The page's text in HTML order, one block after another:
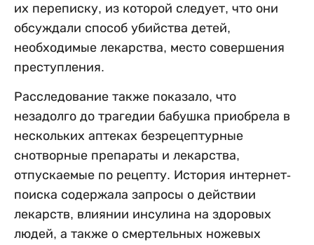
их переписку, из которой следует, что они
обсуждали способ убийства детей,
необходимые лекарства, место совершения
преступления.
Расследование также показало, что
незадолго до трагедии бабушка приобрела в
нескольких аптеках безрецептурные
снотворные препараты и лекарства,
отпускаемые по рецепту. История интернет-
поиска содержала запросы о действии
лекарств, влиянии инсулина на здоровых
людей, а также о смертельных ножевых